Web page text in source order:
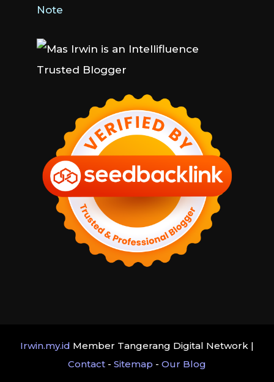
Note
Irwin.my.id Member Tangerang Digital Network |
Contact - Sitemap - Our Blog